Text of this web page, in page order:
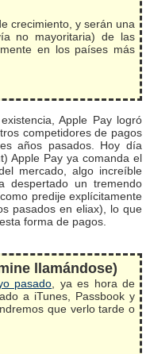
crecimiento, y serán una
no mayoritaria) de las
en los países más
Apple Pay logró
competidores de pagos
años pasados. Hoy día
Apple Pay ya comanda el
mercado, algo increíble
despertado un tremendo
predije explícitamente
pasados en eliax), lo que
forma de pagos.
llamándose)
pasado , ya es hora de
a iTunes, Passbook y
que verlo tarde o